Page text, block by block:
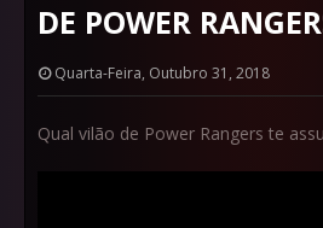
DE POWER
Quarta-Feira, Outubro 31, 2018
Qual vilão de Power Rangers te